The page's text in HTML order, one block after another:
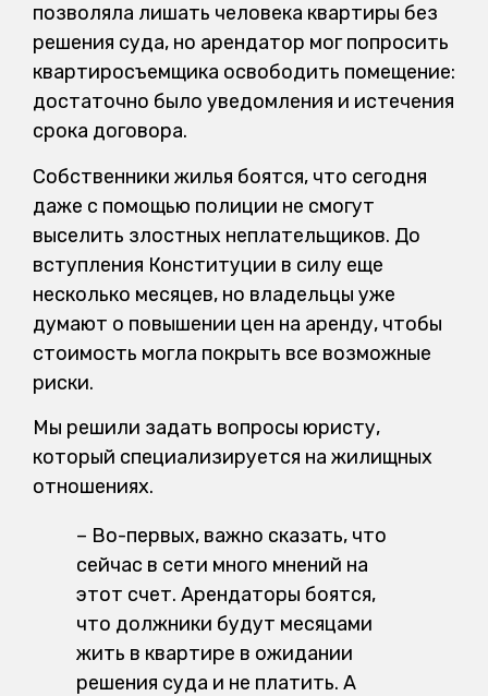
позволяла лишать человека квартиры без
решения суда, но арендатор мог попросить
квартиросъемщика освободить помещение:
достаточно было уведомления и истечения
срока договора.
Собственники жилья боятся, что сегодня
даже с помощью полиции не смогут
выселить злостных неплательщиков. До
вступления Конституции в силу еще
несколько месяцев, но владельцы уже
думают о повышении цен на аренду, чтобы
стоимость могла покрыть все возможные
риски.
Мы решили задать вопросы юристу,
который специализируется на жилищных
отношениях.
– Во-первых, важно сказать, что
сейчас в сети много мнений на
этот счет. Арендаторы боятся,
что должники будут месяцами
жить в квартире в ожидании
решения суда и не платить. А